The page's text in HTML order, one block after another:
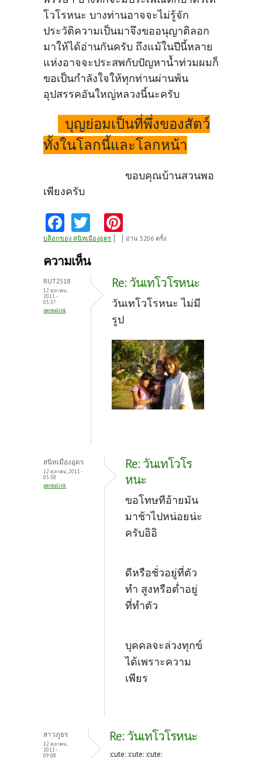
โวโรหนะ บางท่านอาจจะไม่รู้จัก
ประวัติความเป็นมาจึงขออนุญาติลอก
มาให้ได้อ่านกันครับ ถึงแม้ในปีนี้หลาย
แห่งอาจจะประสพกับปัญหาน้ำท่วมผมก็
ขอเป็นกำลังใจให้ทุกท่านผ่านพ้น
อุปสรรคอันใหญ่หลวงนี้นะครับ
บุญย่อมเป็นที่พึ่งของสัตว์
ทั้งในโลกนี้และโลกหน้า
ขอบคุณบ้านสวนพอ
เพียงครับ
Fa
ce
b
o
o
k
w
itt
er
nt
es
t
บล็อกของ สนิทเมืองอุดร อ่าน 5206 ครั้ง
ความเห็น
RUT2518
12 ตุลาคม,
2011 -
05:37
permalink
Re: วันเทโวโรหนะ
วันเทโวโรหนะ ไม่มี
รูป
สนิทเมืองอุดร
12 ตุลาคม, 2011 -
05:58
permalink
Re: วันเทโวโร
หนะ
ขอโทษทีอ้ายมัน
มาช้าไปหน่อยน่ะ
ครับอิอิ
ดีหรือชั่วอยู่ที่ตัว
ทำ สูงหรือต่ำอยู่
ที่ทำตัว
บุคคลจะล่วงทุกข์
ได้เพราะความ
เพียร
สาวภูธร
12 ตุลาคม,
2011 -
09:08
Re: วันเทโวโรหนะ
:cute: :cute: :cute: